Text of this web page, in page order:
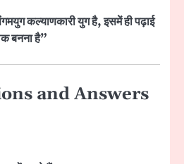
कल्याणकारी युग है, इसमें ही पढ़ाई
बनना है”
and Answers